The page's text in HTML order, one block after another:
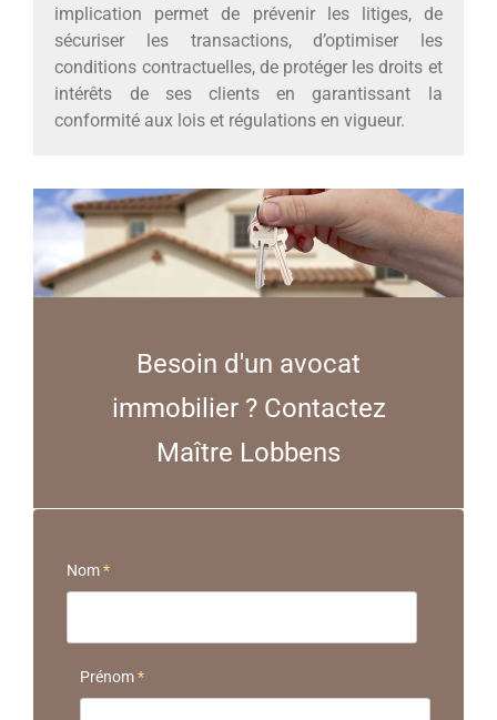
implication permet de prévenir les litiges, de
sécuriser les transactions, d’optimiser les
conditions contractuelles, de protéger les droits et
intérêts de ses clients en garantissant la
conformité aux lois et régulations en vigueur.
Besoin d'un avocat
immobilier ? Contactez
Maître Lobbens
Nom*
Prénom*